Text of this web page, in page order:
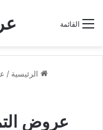
القائمة
الرئيسية /